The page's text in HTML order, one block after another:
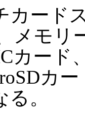
ード
メモリ
カード
カ
。